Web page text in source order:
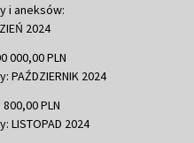
i aneksów:
2024
000,00 PLN
PAŹDZIERNIK 2024
PLN
LISTOPAD 2024